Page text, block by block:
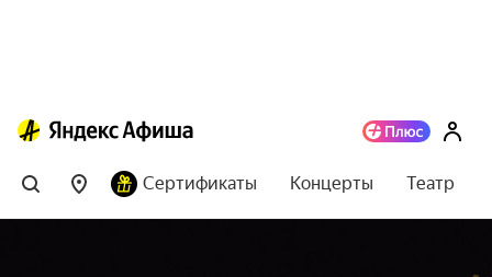
Сертификаты Концерты Театр